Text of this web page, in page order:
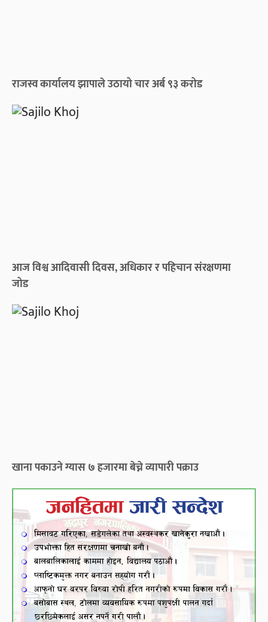
राजस्व कार्यालय झापाले उठायो चार अर्ब ९३ करोड
आज विश्व आदिवासी दिवस, अधिकार र पहिचान संरक्षणमा
जोड
खाना पकाउने ग्यास ७ हजारमा बेच्ने व्यापारी पक्राउ